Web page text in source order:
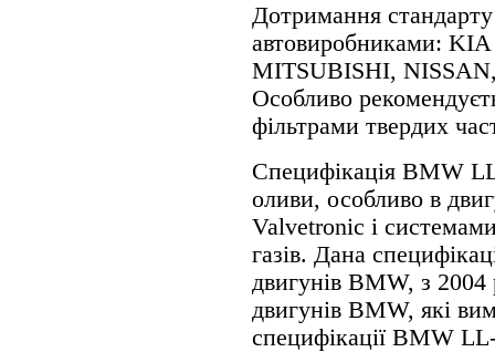
Дотримання
автовиробниками:
MITSUBISHI,
Особливо
фільтрами твердих
Специфікація BMW
оливи, особливо в
Valvetronic і
газів. Дана
двигунів BMW, з
двигунів BMW, які
специфікації BMW